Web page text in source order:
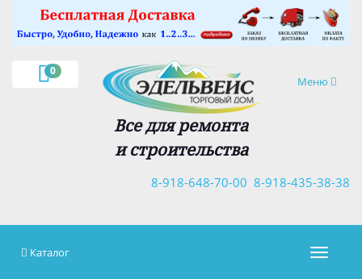
0
Навигация
Меню
Все для ремонта
и строительства
8-918-435-38-38
8-918-648-70-00
×
Каталог